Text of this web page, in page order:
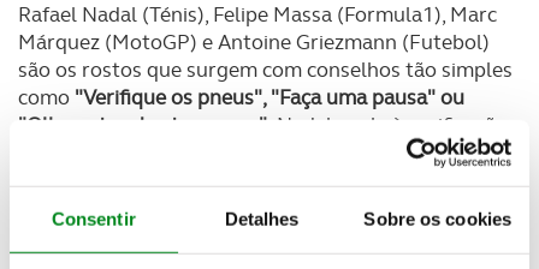
Consentir Detalhes Sobre os cookies
Rafael Nadal (Ténis), Felipe Massa (Formula1), Marc
Márquez (MotoGP) e Antoine Griezmann (Futebol)
são os rostos que surgem com conselhos tão simples
como "Verifique os pneus", "Faça uma pausa" ou
"Olhe antes de atravessar". Nadal apela à verificação
do estado dos pneus das viaturas; Massa recomenda
que se olhe sempre antes de atravessar a estrada;
Márquez ao uso do capacete e, finalmente, Griezmann